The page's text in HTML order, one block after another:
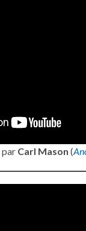
par Carl Mason (